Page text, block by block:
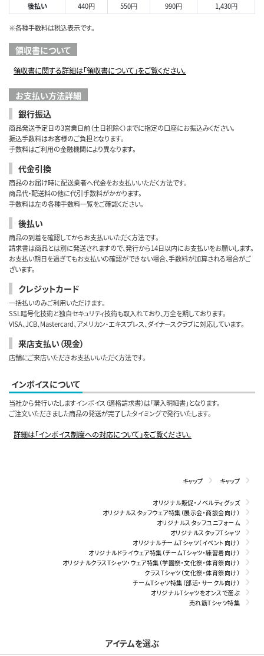
後払い
440円 550円 990円 1,430円
※各種手数料は税込表示です。
領収書について
領収書に関する詳細は「領収書について」をご覧ください。
お支払い方法詳細
銀行振込
商品発送予定日の3営業日前（土日祝除く）までに指定の口座にお振込みください。
振込手数料はお客様のご負担となります。
手数料はご利用の金融機関により異なります。
代金引換
商品のお届け時に配送業者へ代金をお支払いいただく方法です。
商品代・配送料の他に代引手数料がかかります。
手数料は左の各種手数料一覧をご確認ください。
後払い
商品の到着を確認してからお支払いいただく方法です。
請求書は商品とは別に発送されますので、発行から14日以内にお支払いをお願いします。
お支払い期日を過ぎてもお支払いの確認ができない場合、手数料が加算される場合がご
ざいます。
クレジットカード
一括払いのみご利用いただけます。
SSL暗号化技術と独自セキュリティ技術も取入れており、万全を期しております。
VISA、JCB、Mastercard、アメリカン・エキスプレス、ダイナースクラブに対応しています。
来店支払い（現金）
店舗にご来店いただきお支払いいただく方法です。
インボイスについて
当社から発行いたしますインボイス（適格請求書）は「購入明細書」となります。
ご注文いただきました商品の発送が完了したタイミングで発行いたします。
詳細は「インボイス制度への対応について」をご覧ください。
キャップ キャップ
オリジナル販促・ノベルティグッズ
オリジナルスタッフウェア特集（展示会・商談会向け）
オリジナルスタッフユニフォーム
オリジナルスタッフTシャツ
オリジナルチームTシャツ（イベント向け）
オリジナルドライウェア特集（チームTシャツ・練習着向け）
オリジナルクラスTシャツ・ウェア特集（学園祭・文化祭・体育祭向け）
クラスTシャツ（文化祭・体育祭向け）
チームTシャツ特集（部活・サークル向け）
オリジナルTシャツをオンスで選ぶ
売れ筋Tシャツ特集
アイテムを選ぶ